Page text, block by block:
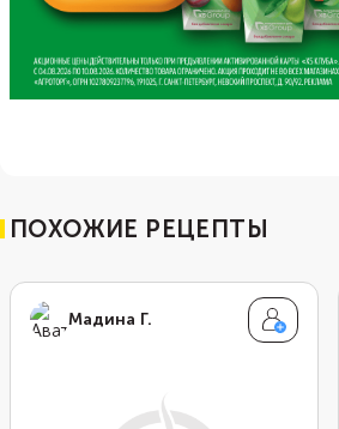
ПОХОЖИЕ РЕЦЕПТЫ
Мадина Г.